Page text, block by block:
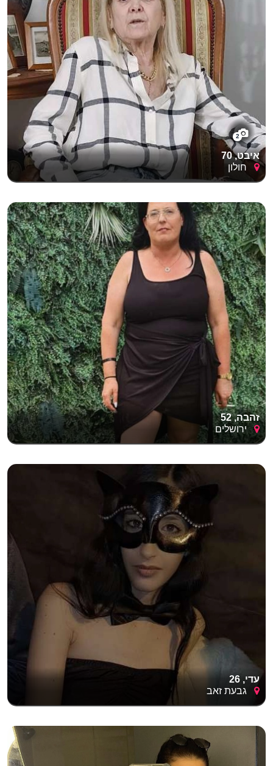
2
איבט, 70
חולון
זהבה, 52
ירושלים
עדי, 26
גבעת זאב